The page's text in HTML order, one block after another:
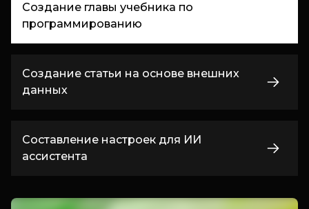
Создание главы учебника по
программированию
Создание статьи на основе внешних
данных
Составление настроек для ИИ
ассистента